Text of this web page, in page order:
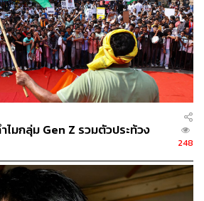
Z
The Mall Group
บริษัท เดอะมอลล์ กรุ๊ป จำกัด
ไมกลุ่ม Gen Z รวมตัวประท้วง
248